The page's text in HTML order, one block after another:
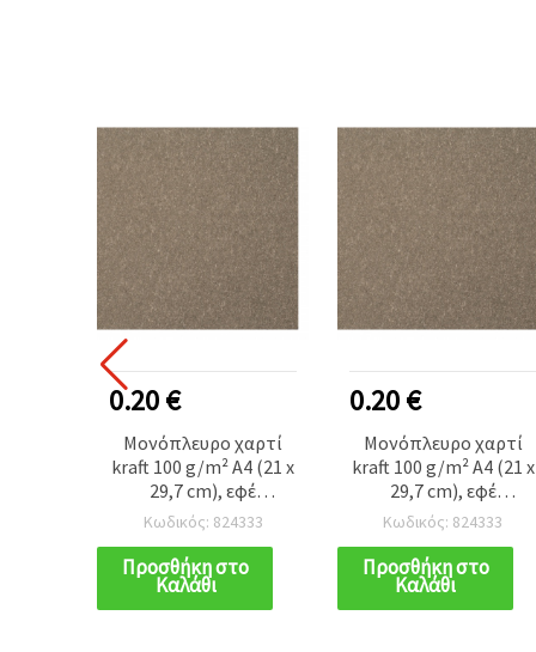
0.20 €
Μονόπλευρο χαρτί
kraft 100 g/m² A4 (21 x
29,7 cm), εφέ
σωματιδίων, μελάνζ
μπεζ-γκρι - 1 τεμ.
Κωδικός: 824333
Προσθήκη στο
Καλάθι
0.20 €
Μονόπλευρο χαρτί
kraft 100 g/m² A4 (21 x
29,7 cm), εφέ
σωματιδίων, μελάνζ
μπεζ-γκρι - 1 τεμ.
Κωδικός: 824333
Προσθήκη στο
Καλάθι